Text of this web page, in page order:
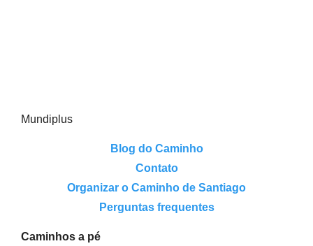
Mundiplus
Blog do Caminho
Contato
Organizar o Caminho de Santiago
Perguntas frequentes
Caminhos a pé